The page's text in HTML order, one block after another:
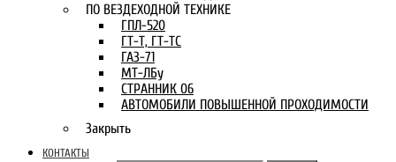
ПО ВЕЗДЕХОДНОЙ ТЕХНИКЕ
ГПЛ-520
ГТ-Т, ГТ-ТС
ГАЗ-71
МТ-ЛБу
СТРАННИК 06
АВТОМОБИЛИ ПОВЫШЕННОЙ ПРОХОДИМОСТИ
Закрыть
КОНТАКТЫ